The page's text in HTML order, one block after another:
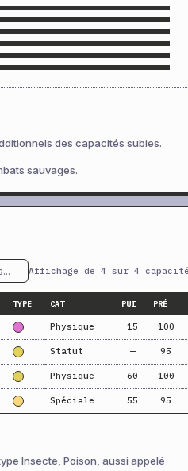
des capacités subies.
sauvages.
Affichage de 4 sur 4
TYPE CAT PUI PRÉ
Physique 15 100
Statut — 95
Physique 60 100
Spéciale 55 95
Insecte, Poison, aussi appelé